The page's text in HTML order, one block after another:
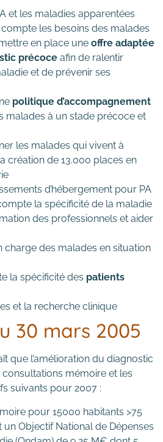
et les maladies apparentées
les besoins des malades
en place une offre adaptée
précoce afin de ralentir
et de prévenir ses
politique d’accompagnement
malades à un stade précoce et
les malades qui vivent à
création de 13.000 places en
d’hébergement pour PA
la spécificité de la maladie
des professionnels et aider
charge des malades en situation
la spécificité des patients
et la recherche clinique
30 mars 2005
que l’amélioration du diagnostic
mémoire et les
suivants pour 2007 :
pour 15000 habitants >75
un Objectif National de Dépenses